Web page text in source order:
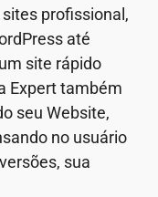
profissional,
até
site rápido
Expert também
seu Website,
no usuário
sua